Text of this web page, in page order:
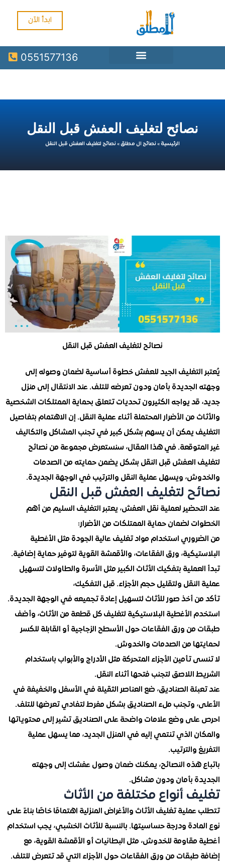
0551577136
نصائح لتغليف العفش قبل النقل
نصائح ال مطلق» نصائح لتغليف العفش قبل النقل
نصائح لتغليف العفش قبل النقل
الجيد للعفش خطوة أساسية لضمان وصوله إلى
بأمان ودون تعرضه للتلف. عند الانتقال إلى منزل
يواجه الكثيرون تحديات تتعلق بحماية الممتلكات الشخصية
من الأضرار المحتملة أثناء عملية النقل. إن الاهتمام بتفاصيل
يمكن أن يسهم بشكل كبير في تجنب المشاكل والتكاليف
في هذا المقال، سنستعرض مجموعة من نصائح
العفش قبل النقل بشكل يضمن حمايته من الصدمات
ويسهل عملية النقل والترتيب في الوجهة الجديدة.
لتغليف العفش قبل النقل
لعملية نقل العفش، يعتبر التغليف السليم من أهم
لضمان حماية الممتلكات من الأضرار:
استخدام مواد تغليف عالية الجودة مثل الأغطية
ورق الفقاعات، والأقمشة القوية لتوفير حماية إضافية.
بتفكيك الأثاث الكبير مثل الأسرة والطاولات لتسهيل
ولتقليل حجم الأجزاء. قبل التفكيك،
أخذ صور للأثاث لتسهيل إعادة تجميعه في الوجهة الجديدة.
الأغطية البلاستيكية لتغليف كل قطعة من الأثاث، وأضف
ورق الفقاعات حول الأسطح الزجاجية أو القابلة للكسر
من الصدمات والخدوش.
تأمين الأجزاء المتحركة مثل الأدراج والأبواب باستخدام
اللاصق لتجنب فتحها أثناء النقل.
الصناديق، ضع العناصر الثقيلة في الأسفل والخفيفة في
وتجنب ملء الصناديق بشكل مفرط لتفادي تعرضها للتلف.
وضع علامات واضحة على الصناديق تشير إلى محتوياتها
الذي تنتمي إليه في المنزل الجديد، مما يسهل عملية
والترتيب.
هذه النصائح، يمكنك ضمان وصول عفشك إلى وجهته
بأمان ودون مشاكل.
أنواع مختلفة من الأثاث
تغليف الأثاث والأغراض المنزلية اهتمامًا خاصًا بناءً على
ودرجة حساسيتها. بالنسبة للأثاث الخشبي، يجب استخدام
للخدوش، مثل البطانيات أو الأقمشة القوية، مع
من ورق الفقاعات حول الأجزاء التي قد تتعرض للتلف.